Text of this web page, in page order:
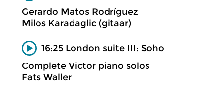
Gerardo Matos Rodríguez
Milos Karadaglic (gitaar)
16:25 London suite III: Soho
Complete Victor piano solos
Fats Waller